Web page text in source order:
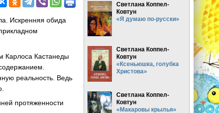
Искренняя обида
Карлоса Кастанеды
реальность. Ведь
протяженности
Светлана Коппел-
Ковтун
«Я думаю по-русски»
Светлана Коппел-
Ковтун
«Ксеньюшка, голубка
Христова»
Светлана Коппел-
Ковтун
«Макаровы крылья»